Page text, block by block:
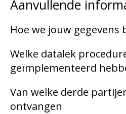
Aanvullende
Hoe we jouw gegevens
Welke datalek
geïmplementeerd
Van welke derde
ontvangen